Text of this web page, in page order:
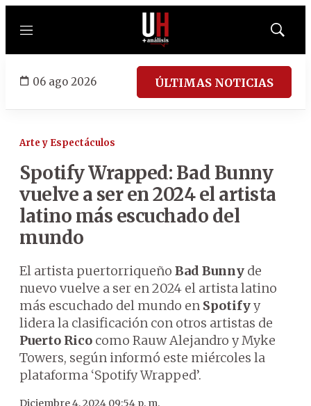
Menú
Mostrar
06 ago 2026 ÚLTIMAS NOTICIAS
Arte y Espectáculos
Spotify Wrapped: Bad Bunny
vuelve a ser en 2024 el artista
latino más escuchado del
mundo
El artista puertorriqueño Bad Bunny de
nuevo vuelve a ser en 2024 el artista latino
más escuchado del mundo en Spotifyy
lidera la clasificación con otros artistas de
Puerto Rico como Rauw Alejandro y Myke
Towers, según informó este miércoles la
plataforma ‘Spotify Wrapped’.
Diciembre 4, 2024 09:54 p. m.